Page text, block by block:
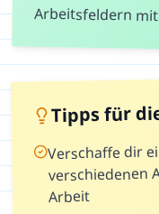
Arbeitsfeldern
Tipps für
Verschaffe dir
verschiedenen
Arbeit